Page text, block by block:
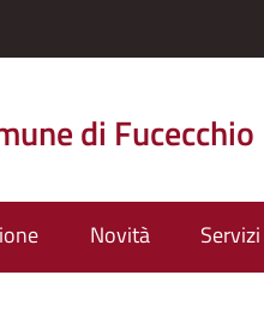
di Fucecchio
Novità Servizi